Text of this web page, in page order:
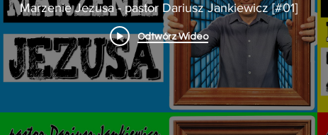
Marzenie Jezusa - pastor Dariusz Jankiewicz [#01]
Odtwórz Wideo